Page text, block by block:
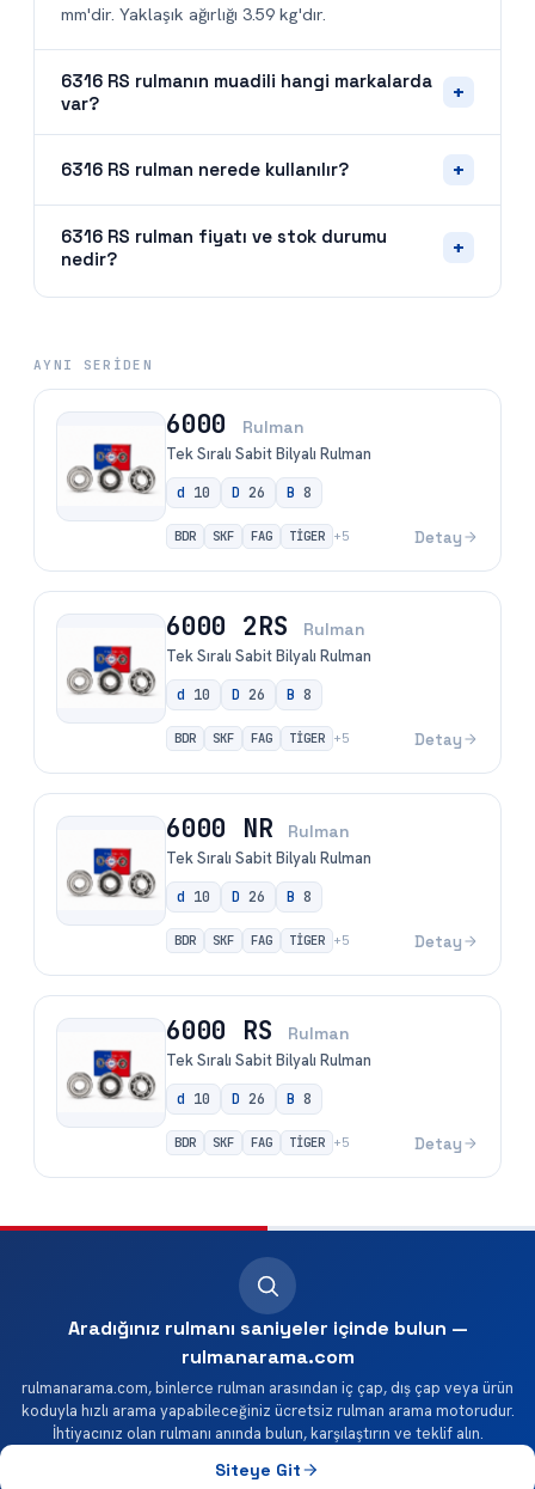
mm'dir. Yaklaşık ağırlığı 3.59 kg'dır.
6316 RS rulmanın muadili hangi markalarda
var?
+
6316 RS rulman nerede kullanılır? +
6316 RS rulman fiyatı ve stok durumu
nedir?
+
AYNI SERIDEN
6000 Rulman
Tek Sıralı Sabit Bilyalı Rulman
d 10 D 26 B 8
BDR SKF FAG TİGER +5 Detay
6000 2RS Rulman
Tek Sıralı Sabit Bilyalı Rulman
d 10 D 26 B 8
BDR SKF FAG TİGER +5 Detay
6000 NR Rulman
Tek Sıralı Sabit Bilyalı Rulman
d 10 D 26 B 8
BDR SKF FAG TİGER +5 Detay
6000 RS Rulman
Tek Sıralı Sabit Bilyalı Rulman
d 10 D 26 B 8
BDR SKF FAG TİGER +5 Detay
Aradığınız rulmanı saniyeler içinde bulun —
rulmanarama.com
rulmanarama.com, binlerce rulman arasından iç çap, dış çap veya ürün
koduyla hızlı arama yapabileceğiniz ücretsiz rulman arama motorudur.
İhtiyacınız olan rulmanı anında bulun, karşılaştırın ve teklif alın.
Siteye Git